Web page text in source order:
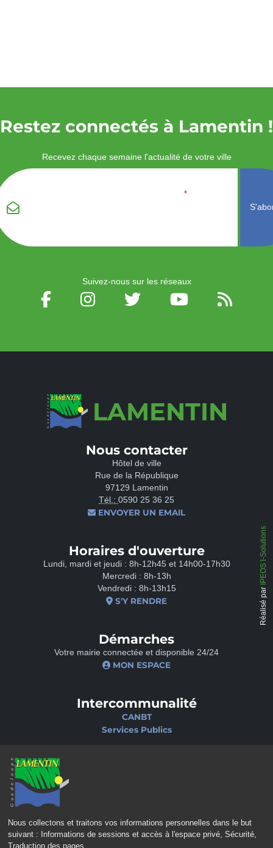
Nous collectons et traitons vos informations personnelles dans le but
suivant :
Informations de sessions et accès à l'espace privé, Sécurité,
Traduction des pages
LAMENTIN
Nous contacter
Hôtel de ville
Rue de la République
97129 Lamentin
Tél.: 0590 25 36 25
ENVOYER UN EMAIL
Horaires d'ouverture
Lundi, mardi et jeudi : 8h-12h45 et 14h00-17h30
Mercredi : 8h-13h
Vendredi : 8h-13h15
S'Y RENDRE
Démarches
Votre mairie connectée et disponible 24/24
MON ESPACE
Intercommunalité
CANBT
Services Publics
Ciné-Théâtre
Restez connectés à Lamentin !
Recevez chaque semaine l'actualité de votre ville
*
Suivez-nous sur les réseaux
Réalisé par
IPEOS I-Solutions